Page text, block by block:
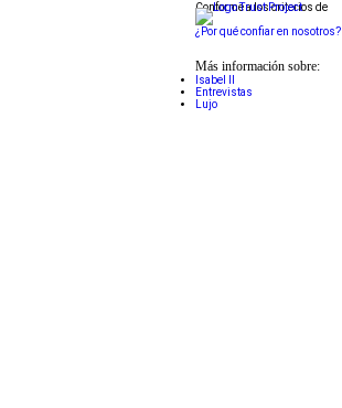
Conforme a los criterios de
¿Por qué confiar en nosotros?
Más información sobre:
Isabel II
Entrevistas
Lujo